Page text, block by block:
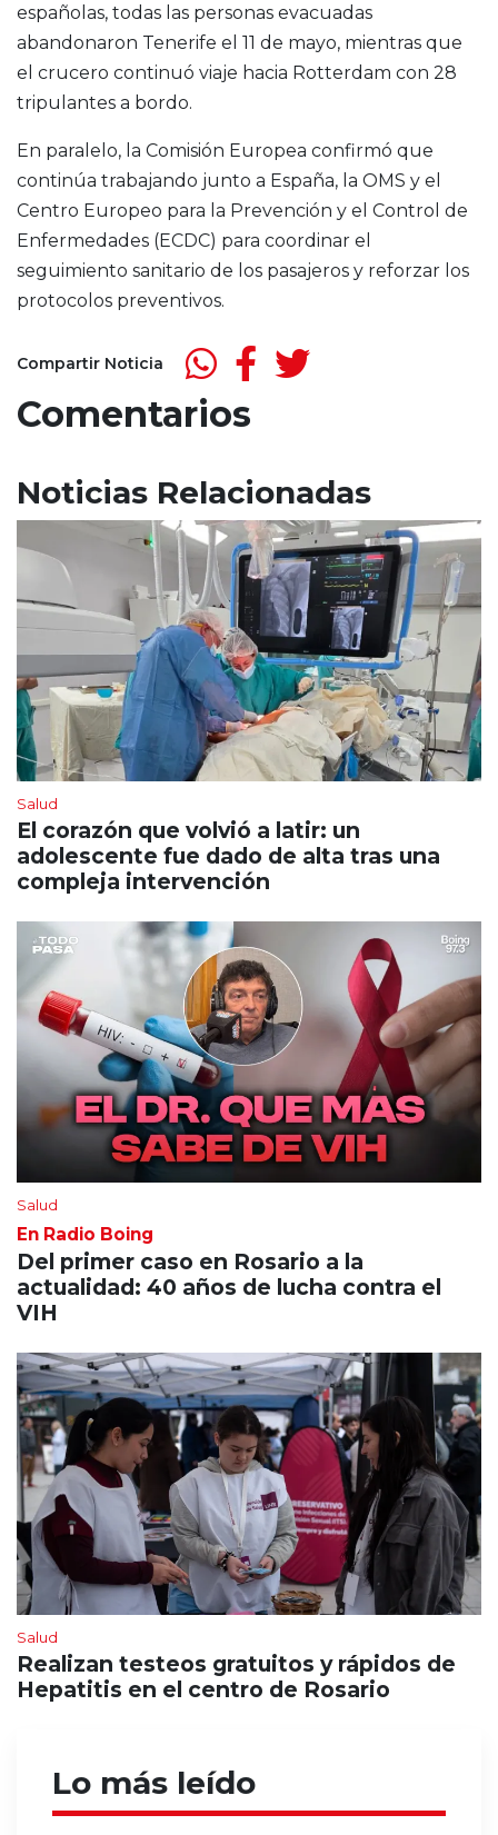
españolas, todas las personas evacuadas
abandonaron Tenerife el 11 de mayo, mientras que
el crucero continuó viaje hacia Rotterdam con 28
tripulantes a bordo.
En paralelo, la Comisión Europea confirmó que
continúa trabajando junto a España, la OMS y el
Centro Europeo para la Prevención y el Control de
Enfermedades (ECDC) para coordinar el
seguimiento sanitario de los pasajeros y reforzar los
protocolos preventivos.
Compartir Noticia
Comentarios
Noticias Relacionadas
Salud
El corazón que volvió a latir: un
adolescente fue dado de alta tras una
compleja intervención
Salud
En Radio Boing
Del primer caso en Rosario a la
actualidad: 40 años de lucha contra el
VIH
Salud
Realizan testeos gratuitos y rápidos de
Hepatitis en el centro de Rosario
Lo más leído